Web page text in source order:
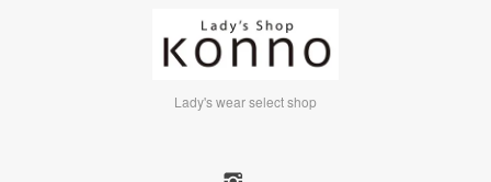
Lady's wear select shop